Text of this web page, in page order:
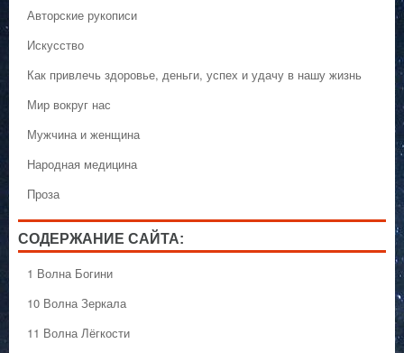
Авторские рукописи
Искусство
Как привлечь здоровье, деньги, успех и удачу в нашу жизнь
Мир вокруг нас
Мужчина и женщина
Народная медицина
Проза
СОДЕРЖАНИЕ САЙТА:
1 Волна Богини
10 Волна Зеркала
11 Волна Лёгкости